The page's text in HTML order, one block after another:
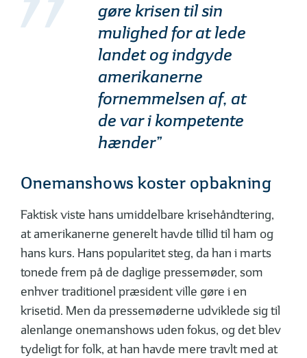
gøre krisen til sin
mulighed for at lede
landet og indgyde
amerikanerne
fornemmelsen af, at
de var i kompetente
hænder”
Onemanshows koster opbakning
Faktisk viste hans umiddelbare krisehåndtering,
at amerikanerne generelt havde tillid til ham og
hans kurs. Hans popularitet steg, da han i marts
tonede frem på de daglige pressemøder, som
enhver traditionel præsident ville gøre i en
krisetid. Men da pressemøderne udviklede sig til
alenlange onemanshows uden fokus, og det blev
tydeligt for folk, at han havde mere travlt med at